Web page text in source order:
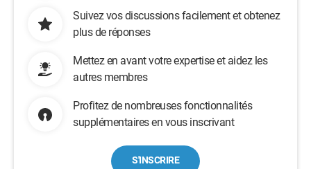
Suivez vos discussions facilement et obtenez
plus de réponses
Mettez en avant votre expertise et aidez les
autres membres
Profitez de nombreuses fonctionnalités
supplémentaires en vous inscrivant
S'INSCRIRE